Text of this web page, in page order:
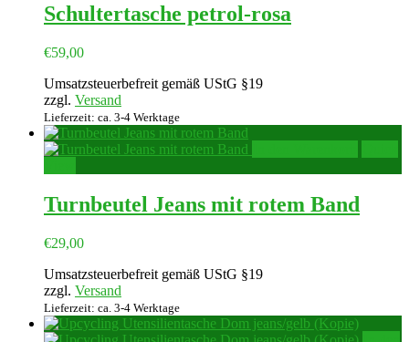
Schultertasche petrol-rosa
€59,00
Umsatzsteuerbefreit gemäß UStG §19
zzgl. Versand
Lieferzeit: ca. 3-4 Werktage
Turnbeutel Jeans mit rotem Band
€29,00
Umsatzsteuerbefreit gemäß UStG §19
zzgl. Versand
Lieferzeit: ca. 3-4 Werktage